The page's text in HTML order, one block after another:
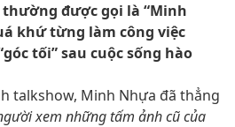
được gọi là “Minh
khứ từng làm công việc
tối” sau cuộc sống hào
talkshow, Minh Nhựa đã thẳng
xem những tấm ảnh cũ của